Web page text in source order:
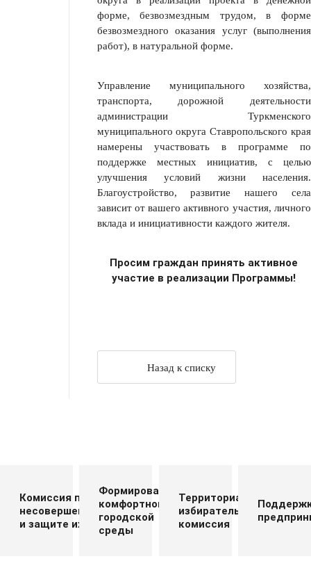
форме, безвозмездным трудом, в форме
безвозмездного оказания услуг (выполнения
работ), в натуральной форме.
Управление муниципального хозяйства,
транспорта, дорожной деятельности
администрации Туркменского
муниципального округа Ставропольского края
намерены участвовать в программе по
поддержке местных инициатив, с целью
улучшения условий жизни населения.
Благоустройство, развитие нашего села
зависит от вашего активного участия, личного
вклада и инициативности каждого жителя.
Просим граждан принять активное
участие в реализации Программы!
Назад к списку
Комиссия по делам
несовершеннолетних
и защите их прав
Формирование
комфортной
городской
среды
Территориальная
избирательная
комиссия